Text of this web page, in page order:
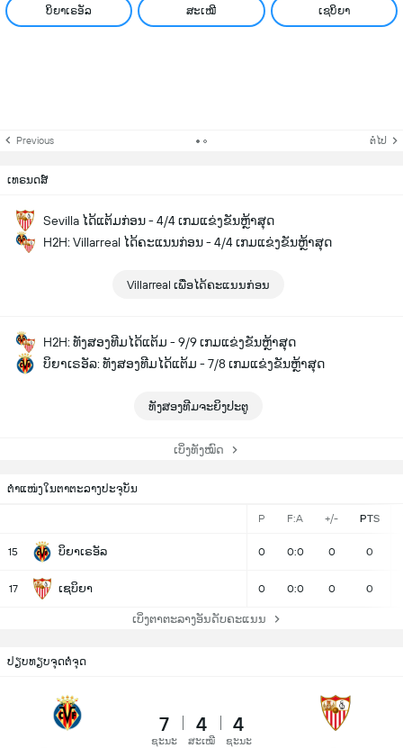
ບິຍາເຣອັລ ສະເໝີ ເຊບິຍາ
Previous ຕໍ່ໄປ
ເທຣນດສ໌
Sevilla ໄດ້ແຕ້ມກ່ອນ - 4/4 ເກມແຂ່ງຂັນຫຼ້າສຸດ
H2H: Villarreal ໄດ້ຄະແນນກ່ອນ - 4/4 ເກມແຂ່ງຂັນຫຼ້າສຸດ
Villarreal ເພື່ອໄດ້ຄະແນນກ່ອນ
H2H: ທັງສອງທີມໄດ້ແຕ້ມ - 9/9 ເກມແຂ່ງຂັນຫຼ້າສຸດ
ບິຍາເຣອັລ: ທັງສອງທີມໄດ້ແຕ້ມ - 7/8 ເກມແຂ່ງຂັນຫຼ້າສຸດ
ທັງສອງທີມຈະຍິງປະຕູ
ເບິ່ງທັງໝົດ
ຕຳແໜ່ງໃນຕາຕະລາງປະຈຸບັນ
P F:A +/- PTS
15 ບິຍາເຣອັລ 0 0:0 0 0
17 ເຊບິຍາ 0 0:0 0 0
ເບິ່ງຕາຕະລາງອັນດັບຄະແນນ
ປຽບທຽບຈຸດຕໍ່ຈຸດ
7
ຊະນະ
4
ສະເໝີ
4
ຊະນະ